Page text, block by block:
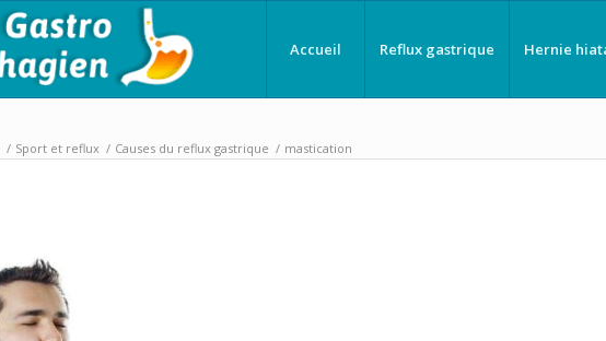
Accueil Reflux gastrique Hernie
/ Sport et reflux / Causes du reflux gastrique / mastication